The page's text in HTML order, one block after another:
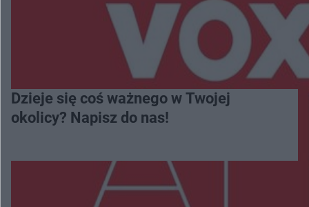
Dzieje się coś ważnego w Twojej
okolicy? Napisz do nas!
Więcej